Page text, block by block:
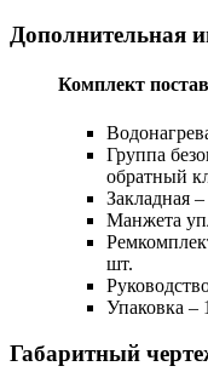
Дополнительная
Комплект
Группа
обратный
Закладная
Манжета
шт.
Упаковка –
Габаритный